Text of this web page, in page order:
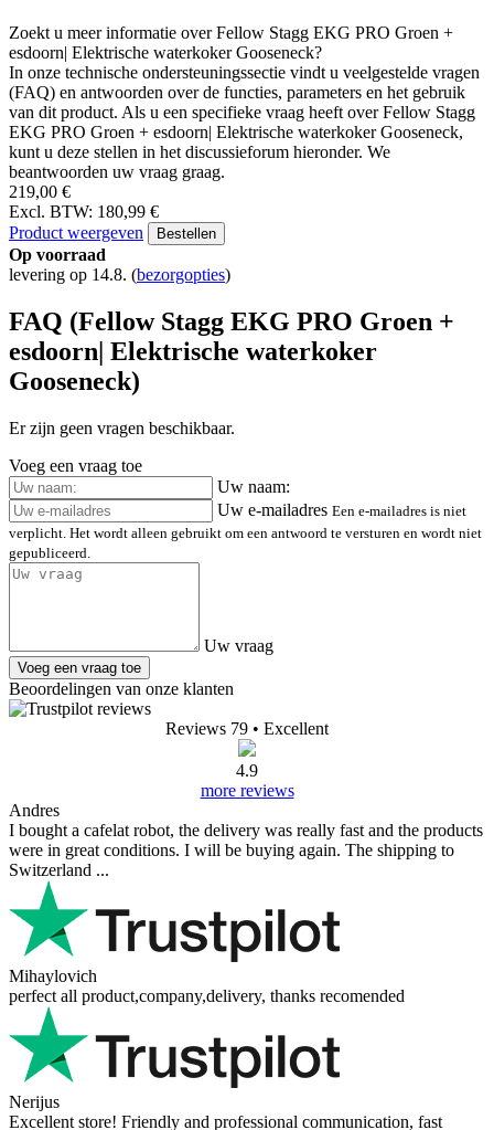
Zoekt u meer informatie over Fellow Stagg EKG PRO Groen +
esdoorn| Elektrische waterkoker Gooseneck?
In onze technische ondersteuningssectie vindt u veelgestelde vragen
(FAQ) en antwoorden over de functies, parameters en het gebruik
van dit product. Als u een specifieke vraag heeft over Fellow Stagg
EKG PRO Groen + esdoorn| Elektrische waterkoker Gooseneck,
kunt u deze stellen in het discussieforum hieronder. We
beantwoorden uw vraag graag.
219,00 €
Excl. BTW: 180,99 €
Product weergeven
Bestellen
Op voorraad
levering op 14.8. (bezorgopties)
FAQ (Fellow Stagg EKG PRO Groen +
esdoorn| Elektrische waterkoker
Gooseneck)
Er zijn geen vragen beschikbaar.
Voeg een vraag toe
Uw naam:
Uw e-mailadres Een e-mailadres is niet
verplicht. Het wordt alleen gebruikt om een antwoord te versturen en wordt niet
gepubliceerd.
Uw vraag
Voeg een vraag toe
Beoordelingen van onze klanten
Reviews 79 • Excellent
4.9
more reviews
Andres
I bought a cafelat robot, the delivery was really fast and the products
were in great conditions. I will be buying again. The shipping to
Switzerland ...
Mihaylovich
perfect all product,company,delivery, thanks recomended
Nerijus
Excellent store! Friendly and professional communication, fast